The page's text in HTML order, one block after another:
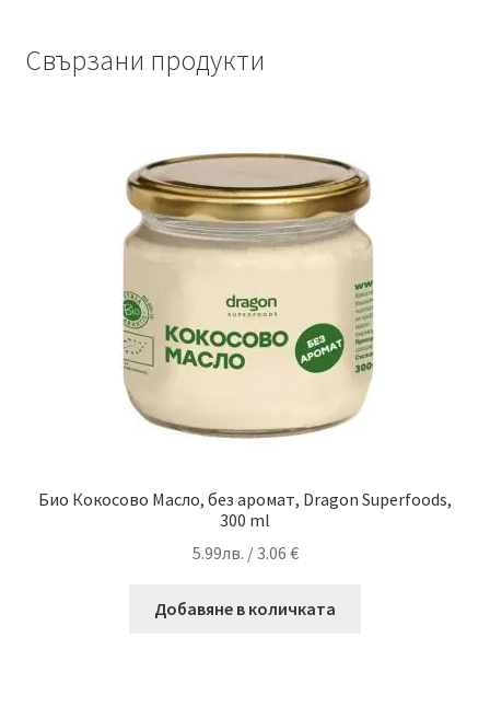
Свързани продукти
Био Кокосово Масло, без аромат, Dragon Superfoods,
300 ml
5.99лв. / 3.06 €
Добавяне в количката